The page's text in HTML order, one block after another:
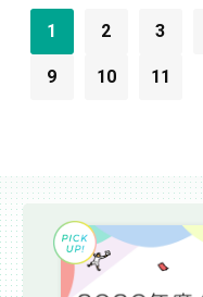
1 2 3
9 10 11